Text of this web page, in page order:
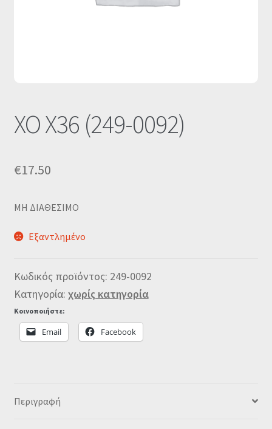
XO X36 (249-0092)
€17.50
MΗ ΔΙΑΘΕΣΙΜΟ
Εξαντλημένο
Κωδικός προϊόντος: 249-0092
Κατηγορία: χωρίς κατηγορία
Κοινοποιήστε:
Email Facebook
Περιγραφή